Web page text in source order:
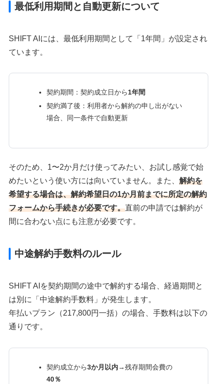
最低利用期間と自動更新について
SHIFT AIには、最低利用期間として「1年間」が設定され
ています。
契約期間：契約成立日から1年間
契約満了後：利用者から解約の申し出がない
場合、同一条件で自動更新
そのため、1〜2か月だけ使ってみたい、お試し感覚で始
めたいという使い方には向いていません。また、解約を
希望する場合は、解約希望日の1か月前までに所定の解約
フォームから手続きが必要です。直前の申請では解約が
間に合わない点にも注意が必要です。
中途解約手数料のルール
SHIFT AIを契約期間の途中で解約する場合、経過期間と
は別に「中途解約手数料」が発生します。
年払いプラン（217,800円一括）の場合、手数料は以下の
通りです。
契約成立から3か月以内→残存期間会費の
40％